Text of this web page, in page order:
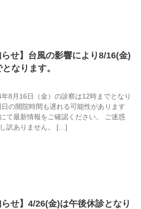
らせ】台風の影響により8/16(金)
なります。
8月16日（金）の診察は12時までとなり
の開院時間も遅れる可能性があります
て最新情報をご確認ください。 ご迷惑
訳ありません。 […]
らせ】4/26(金)は午後休診となり